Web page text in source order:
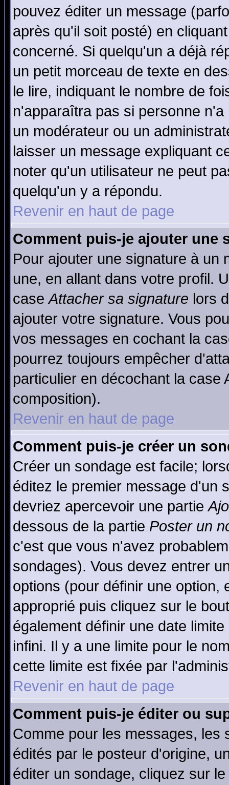
pouvez éditer un message
après qu'il soit posté) en
concerné. Si quelqu'un a déjà
un petit morceau de texte en
le lire, indiquant le nombre de
n'apparaîtra pas si personne
un modérateur ou un
laisser un message expliquant
noter qu'un utilisateur ne peut
quelqu'un y a répondu.
Revenir en haut de page
Comment puis-je ajouter une
Pour ajouter une signature à un
une, en allant dans votre profil.
caseAttacher sa signature lors
ajouter votre signature. Vous
vos messages en cochant la
pourrez toujours empêcher
particulier en décochant la
composition).
Revenir en haut de page
Comment puis-je créer un
Créer un sondage est facile;
éditez le premier message d'un
devriez apercevoir une partie
dessous de la partie Poster un
c'est que vous n'avez
sondages). Vous devez entrer
options (pour définir une option,
approprié puis cliquez sur le
également définir une date
infini. Il y a une limite pour le
cette limite est fixée par
Revenir en haut de page
Comment puis-je éditer ou
Comme pour les messages, les
édités par le posteur d'origine,
éditer un sondage, cliquez sur